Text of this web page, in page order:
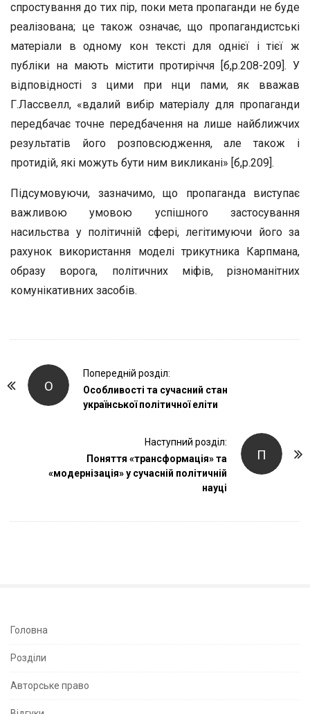
спростування до тих пір, поки мета пропаганди не буде
реалізована; це також означає, що пропагандистські
матеріали в одному кон тексті для однієї і тієї ж
публіки на мають містити протиріччя [б,р.208-209]. У
відповідності з цими при нци пами, як вважав
Г.Лассвелл, «вдалий вибір матеріалу для пропаганди
передбачає точне передбачення на лише найближчих
результатів його розповсюдження, але також і
протидій, які можуть бути ним викликані» [б,р.209].
Підсумовуючи, зазначимо, що пропаганда виступає
важливою умовою успішного застосування
насильства у політичній сфері, легітимуючи його за
рахунок використання моделі трикутника Карпмана,
образу ворога, політичних міфів, різноманітних
комунікативних засобів.
О
Попередній розділ:
Особливості та сучасний стан
української політичної еліти
П
Наступний розділ:
Поняття «трансформація» та
«модернізація» у сучасній політичній
науці
S
e
S
Головна
Розділи
Авторське право